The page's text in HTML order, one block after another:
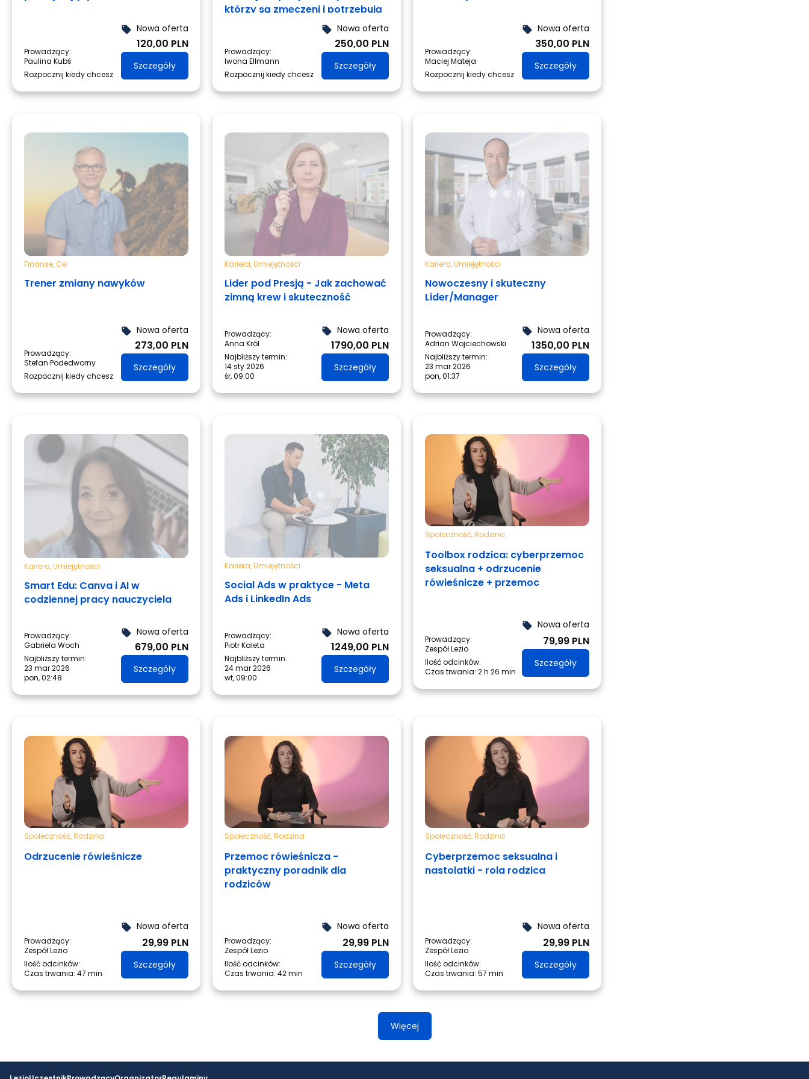
Prowadzący:
Paulina Kubś
Rozpocznij kiedy chcesz
local_offer Nowa oferta
120,00 PLN
Szczegóły
którzy są zmęczeni i potrzebują
Prowadzący:
Iwona Ellmann
Rozpocznij kiedy chcesz
local_offer Nowa oferta
250,00 PLN
Szczegóły
Prowadzący:
Maciej Mateja
Rozpocznij kiedy chcesz
local_offer Nowa oferta
350,00 PLN
Szczegóły
Finanse, Cel
Trener zmiany nawyków
Prowadzący:
Stefan Podedworny
Rozpocznij kiedy chcesz
local_offer Nowa oferta
273,00 PLN
Szczegóły
Kariera,Umiejętności
Lider pod Presją - Jak zachować
zimną krew i skuteczność
Prowadzący:
Anna Król
Najbliższy termin:
14 sty 2026
śr, 09:00
local_offer Nowa oferta
1790,00 PLN
Szczegóły
Kariera,Umiejętności
Nowoczesny i skuteczny
Lider/Manager
Prowadzący:
Adrian Wojciechowski
Najbliższy termin:
23 mar 2026
pon, 01:37
local_offer Nowa oferta
1350,00 PLN
Szczegóły
Kariera,Umiejętności
Smart Edu: Canva i AI w
codziennej pracy nauczyciela
Prowadzący:
Gabriela Woch
Najbliższy termin:
23 mar 2026
pon, 02:48
local_offer Nowa oferta
679,00 PLN
Szczegóły
Kariera,Umiejętności
Social Ads w praktyce - Meta
Ads i LinkedIn Ads
Prowadzący:
Piotr Kaleta
Najbliższy termin:
24 mar 2026
wt, 09:00
local_offer Nowa oferta
1249,00 PLN
Szczegóły
Społeczność,Rodzina
Toolbox rodzica: cyberprzemoc
seksualna + odrzucenie
rówieśnicze + przemoc
Prowadzący:
Zespół Lezio
Ilość odcinków:
Czas trwania: 2 h 26 min
local_offer Nowa oferta
79,99 PLN
Szczegóły
Społeczność,Rodzina
Odrzucenie rówieśnicze
Prowadzący:
Zespół Lezio
Ilość odcinków:
Czas trwania: 47 min
local_offer Nowa oferta
29,99 PLN
Szczegóły
Społeczność,Rodzina
Przemoc rówieśnicza -
praktyczny poradnik dla
rodziców
Prowadzący:
Zespół Lezio
Ilość odcinków:
Czas trwania: 42 min
local_offer Nowa oferta
29,99 PLN
Szczegóły
Społeczność,Rodzina
Cyberprzemoc seksualna i
nastolatki - rola rodzica
Prowadzący:
Zespół Lezio
Ilość odcinków:
Czas trwania: 57 min
local_offer Nowa oferta
29,99 PLN
Szczegóły
Więcej